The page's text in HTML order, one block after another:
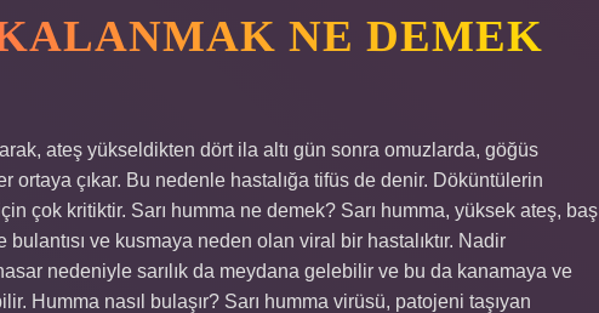
NE DEMEK
ateş yükseldikten dört ila altı gün sonra omuzlarda, göğüs
ortaya çıkar. Bu nedenle hastalığa tifüs de denir. Döküntülerin
çok kritiktir. Sarı humma ne demek? Sarı humma, yüksek ateş, baş
bulantısı ve kusmaya neden olan viral bir hastalıktır. Nadir
nedeniyle sarılık da meydana gelebilir ve bu da kanamaya ve
Humma nasıl bulaşır? Sarı humma virüsü, patojeni taşıyan